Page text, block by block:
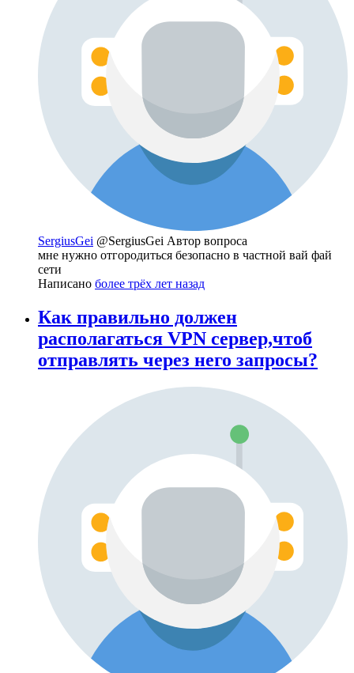
SergiusGei @SergiusGei Автор вопроса
мне нужно отгородиться безопасно в частной вай фай
сети
Написано более трёх лет назад
Как правильно должен
располагаться VPN сервер,чтоб
отправлять через него запросы?